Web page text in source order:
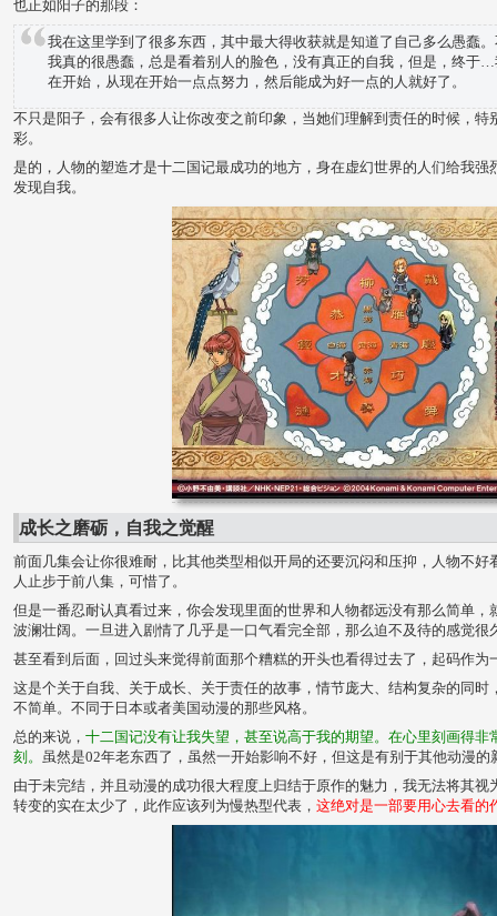
也正如阳子的那段：
我在这里学到了很多东西，其中最大得收获就是知道了自己多么愚蠢
我真的很愚蠢，总是看着别人的脸色，没有真正的自我，但是，终于
在开始，从现在开始一点点努力，然后能成为好一点的人就好了。
不只是阳子，会有很多人让你改变之前印象，当她们理解到责任的时候，特
彩。
是的，人物的塑造才是十二国记最成功的地方，身在虚幻世界的人们给我强
发现自我。
成长之磨砺，自我之觉醒
前面几集会让你很难耐，比其他类型相似开局的还要沉闷和压抑，人物不好
人止步于前八集，可惜了。
但是一番忍耐认真看过来，你会发现里面的世界和人物都远没有那么简单，
波澜壮阔。一旦进入剧情了几乎是一口气看完全部，那么迫不及待的感觉很
甚至看到后面，回过头来觉得前面那个糟糕的开头也看得过去了，起码作为
这是个关于自我、关于成长、关于责任的故事，情节庞大、结构复杂的同时
不简单。不同于日本或者美国动漫的那些风格。
总的来说， 十二国记没有让我失望，甚至说高于我的期望。在心里刻画得非
刻。 虽然是02年老东西了，虽然一开始影响不好，但这是有别于其他动漫
由于未完结，并且动漫的成功很大程度上归结于原作的魅力，我无法将其
转变的实在太少了，此作应该列为慢热型代表， 这绝对是一部要用心去看的